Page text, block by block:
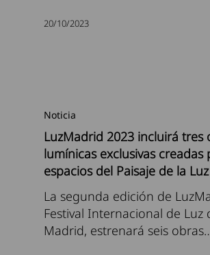
20/10/2023
Noticia
LuzMadrid 2023 incluirá tres
lumínicas exclusivas creadas
espacios del Paisaje de la Luz
La segunda edición de
Festival Internacional de Luz
Madrid, estrenará seis